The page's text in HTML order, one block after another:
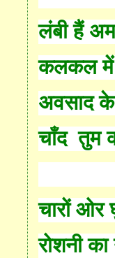
लंबी हैं
कलकल में
अवसादके
चाँद तुम
चारों ओर
रोशनी